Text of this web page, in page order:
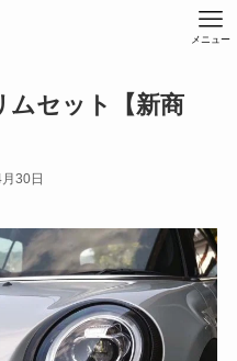
メニュー
ムセット【新商
30日